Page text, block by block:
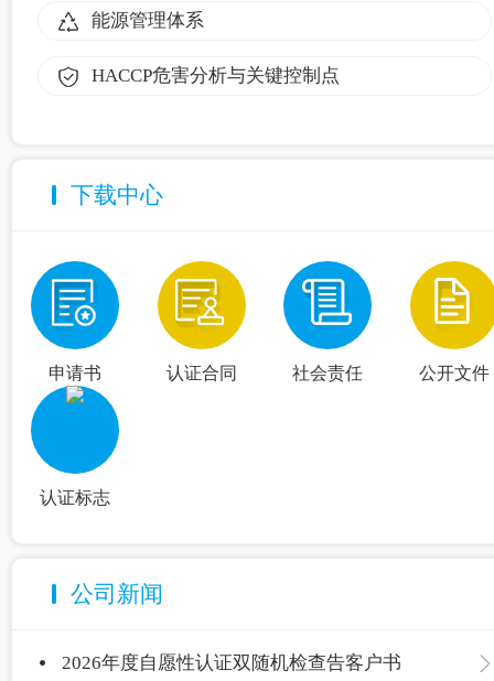
能源管理体系
HACCP危害分析与关键控制点
下载中心
申请书 认证合同 社会责任 公开文件
认证标志
公司新闻
2026年度自愿性认证双随机检查告客户书